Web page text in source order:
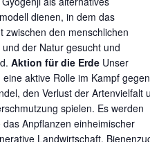
dienen, in dem das
zwischen den menschlichen
der Natur gesucht und
Aktion für die ErdeUnser
aktive Rolle im Kampf gegen
den Verlust der Artenvielfalt
spielen. Es werden
das Anpflanzen einheimischer
Landwirtschaft,